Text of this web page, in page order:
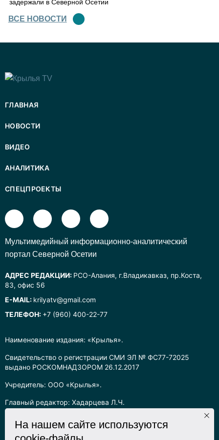
задержали в Северной Осетии
ВСЕ НОВОСТИ
Наименование издания: «Крылья».
Свидетельство о регистрации СМИ ЭЛ № ФС77-72025
выдано РОСКОМНАДЗОРОМ 26.12.2017
Учредитель: ООО «Крылья».
Главный редактор: Хадарцева Л.Ч.
Информация на сайте предназначена для лиц старше 16 лет.
Все права на любые материалы, опубликованные на сайте,
ГЛАВНАЯ
НОВОСТИ
ВИДЕО
АНАЛИТИКА
СПЕЦПРОЕКТЫ
Mультимедийный информационно-аналитический
портал Северной Осетии
АДРЕС РЕДАКЦИИ: РСО-Алания, г.Владикавказ, пр.Коста,
83, офис 56
E-MAIL: krilyatv@gmail.com
ТЕЛЕФОН: +7 (960) 400-22-77
На нашем сайте используются